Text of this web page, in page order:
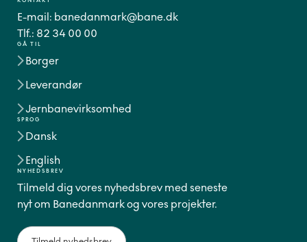
GÅ TIL
Borger
Leverandør
Jernbanevirksomhed
SPROG
Dansk
English
E-mail: banedanmark@bane.dk
Tlf.: 82 34 00 00
NYHEDSBREV
Tilmeld dig vores nyhedsbrev med seneste
nyt om Banedanmark og vores projekter.